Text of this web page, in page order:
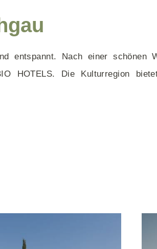
Nach einer schönen
HOTELS. Die Kulturregion